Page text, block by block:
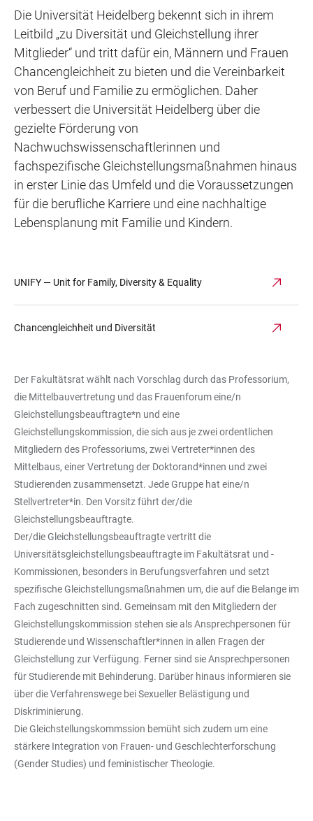
Die Universität Heidelberg bekennt sich in ihrem
Leitbild „zu Diversität und Gleichstellung ihrer
Mitglieder“ und tritt dafür ein, Männern und Frauen
Chancengleichheit zu bieten und die Vereinbarkeit
von Beruf und Familie zu ermöglichen. Daher
verbessert die Universität Heidelberg über die
gezielte Förderung von
Nachwuchswissenschaftlerinnen und
fachspezifische Gleichstellungsmaßnahmen hinaus
in erster Linie das Umfeld und die Voraussetzungen
für die berufliche Karriere und eine nachhaltige
Lebensplanung mit Familie und Kindern.
UNIFY — Unit for Family, Diversity & Equality
Chancengleichheit und Diversität
Der Fakultätsrat wählt nach Vorschlag durch das Professorium,
die Mittelbauvertretung und das Frauenforum eine/n
Gleichstellungsbeauftragte*n und eine
Gleichstellungskommission, die sich aus je zwei ordentlichen
Mitgliedern des Professoriums, zwei Vertreter*innen des
Mittelbaus, einer Vertretung der Doktorand*innen und zwei
Studierenden zusammensetzt. Jede Gruppe hat eine/n
Stellvertreter*in. Den Vorsitz führt der/die
Gleichstellungsbeauftragte.
Der/die Gleichstellungsbeauftragte vertritt die
Universitätsgleichstellungsbeauftragte im Fakultätsrat und -
Kommissionen, besonders in Berufungsverfahren und setzt
spezifische Gleichstellungsmaßnahmen um, die auf die Belange im
Fach zugeschnitten sind. Gemeinsam mit den Mitgliedern der
Gleichstellungskommission stehen sie als Ansprechpersonen für
Studierende und Wissenschaftler*innen in allen Fragen der
Gleichstellung zur Verfügung. Ferner sind sie Ansprechpersonen
für Studierende mit Behinderung. Darüber hinaus informieren sie
über die Verfahrenswege bei Sexueller Belästigung und
Diskriminierung.
Die Gleichstellungskommssion bemüht sich zudem um eine
stärkere Integration von Frauen- und Geschlechterforschung
(Gender Studies) und feministischer Theologie.